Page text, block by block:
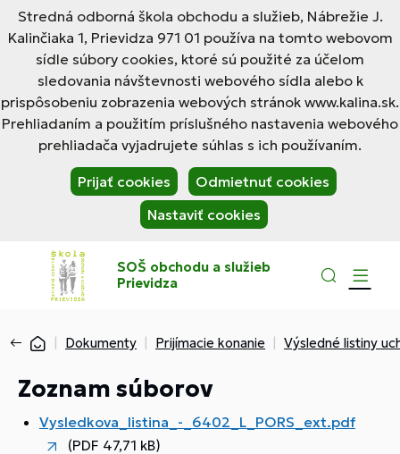
Stredná odborná škola obchodu a služieb, Nábrežie J.
Kalinčiaka 1, Prievidza 971 01 používa na tomto webovom
sídle súbory cookies, ktoré sú použité za účelom
sledovania návštevnosti webového sídla alebo k
prispôsobeniu zobrazenia webových stránok www.kalina.sk.
Prehliadaním a použitím príslušného nastavenia webového
prehliadača vyjadrujete súhlas s ich používaním.
Prijať cookies
Odmietnuť cookies
Nastaviť cookies
SOŠ obchodu a služieb
Prievidza
Dokumenty Prijímacie konanie Výsledné listiny
Zoznam súborov
Vysledkova_listina_-_6402_L_PORS_ext.pdf
(PDF 47,71 kB)